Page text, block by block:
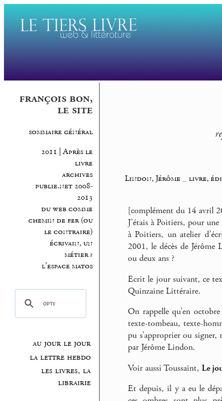
françois bon,
le site
sommaire général
2011 | Après le
livre
archives
publie.net 2008-
2013
du web comme
chemin de fer (ou
le contraire)
écrivain, un
métier ?
l’espace matos
au jour le jour
la lettre hebdo
les livres, la
librairie
Lindon, Jérôme livre,
[complément du 14 avril
J’étais à Poitiers, pour
à Poitiers, un atelier
2001, le décès de
ou deux ans ?
Ecrit le jour suivant, ce
Quinzaine Littéraire.
On rappelle qu’en
texte-tombeau, texte-
pu s’approprier ou signer,
par Jérôme Lindon.
Voir aussi Toussaint, Le
Et depuis, il y a eu le